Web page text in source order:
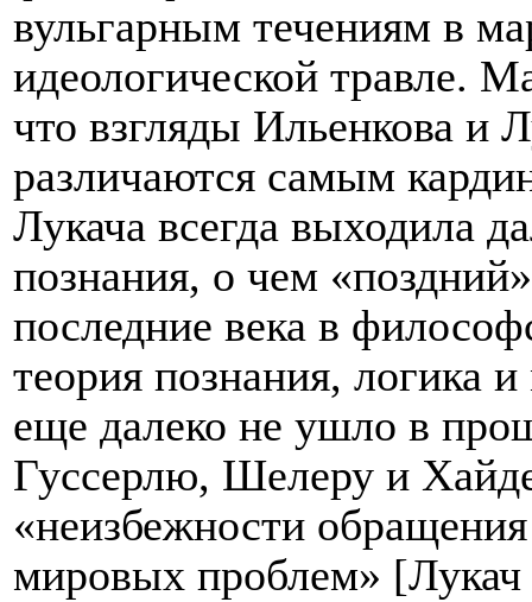
вульгарным течениям в
идеологической травле.
что взгляды Ильенкова и
различаются самым
Лукача всегда выходила
познания, о чем
последние века в
теория познания, логика
еще далеко не ушло в
Гуссерлю, Шелеру и
«неизбежности
мировых проблем» [Лукач